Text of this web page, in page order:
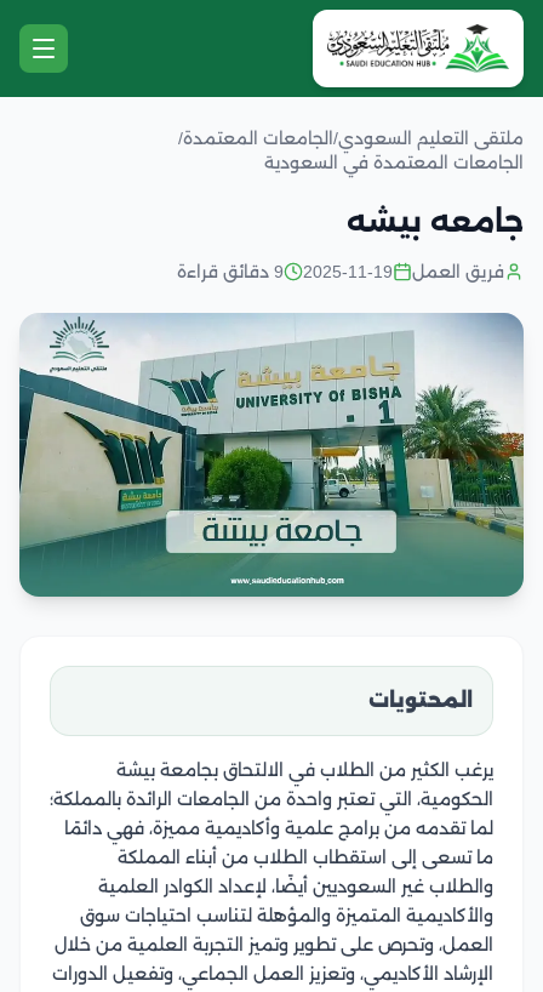
ملتقى التعليم السعودي/ الجامعات المعتمدة/
الجامعات المعتمدة في السعودية
جامعه بيشه
فريق العمل 2025-11-19 9 دقائق قراءة
المحتويات
يرغب الكثير من الطلاب في الالتحاق بجامعة بيشة
الحكومية، التي تعتبر واحدة من الجامعات الرائدة بالمملكة؛
لما تقدمه من برامج علمية وأكاديمية مميزة، فهي دائمًا
ما تسعى إلى استقطاب الطلاب من أبناء المملكة
والطلاب غير السعوديين أيضًا، لإعداد الكوادر العلمية
والأكاديمية المتميزة والمؤهلة لتناسب احتياجات سوق
العمل، وتحرص على تطوير وتميز التجربة العلمية من خلال
الإرشاد الأكاديمي، وتعزيز العمل الجماعي، وتفعيل الدورات